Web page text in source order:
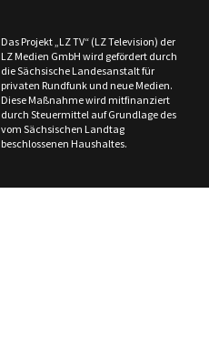
Das Projekt „LZ TV“ (LZ Television) der
LZ Medien GmbH wird gefördert durch
die Sächsische Landesanstalt für
privaten Rundfunk und neue Medien.
Diese Maßnahme wird mitfinanziert
durch Steuermittel auf Grundlage des
vom Sächsischen Landtag
beschlossenen Haushaltes.